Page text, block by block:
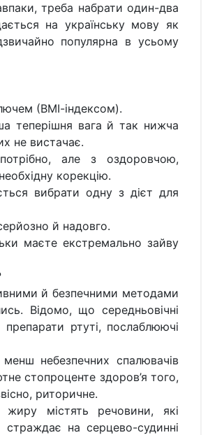
треба набрати один-два
на українську мову як
популярна в усьому
(ВМІ-індексом).
теперішня вага й так нижча
не вистачає.
але з оздоровчою,
корекцію.
вибрати одну з дієт для
й надовго.
маєте екстремально зайву
й безпечними методами
Відомо, що середньовічні
ртуті, послаблюючі
небезпечних спалювачів
стопроценте здоров’я того,
риторичне.
містять речовини, які
на серцево-судинні